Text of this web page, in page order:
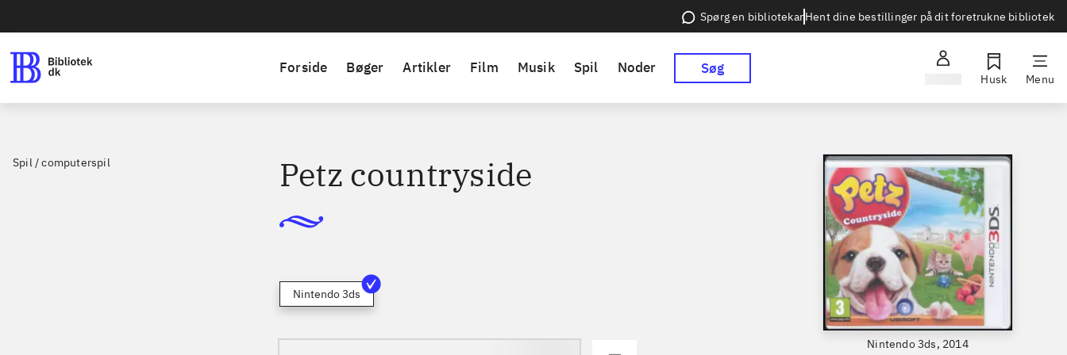
Spørg en bibliotekarHent dine bestillinger på dit foretrukne bibliotek
Forside Bøger Artikler Film Musik Spil Noder Søg
Husk Menu
Spil / computerspil
Nintendo 3ds, 2014
Petz countryside
Nintendo 3ds